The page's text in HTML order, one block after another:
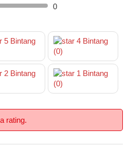
0
5 Bintang
4 Bintang
(0)
2 Bintang
1 Bintang
(0)
rating.